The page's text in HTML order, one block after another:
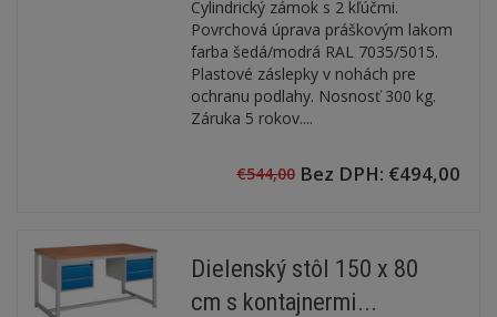
Cylindrický zámok s 2 kľúčmi.
Povrchová úprava práškovým lakom
farba šedá/modrá RAL 7035/5015.
Plastové záslepky v nohách pre
ochranu podlahy. Nosnosť 300 kg.
Záruka 5 rokov....
€544,00 Bez DPH: €494,00
Dielenský stôl 150 x 80
cm s kontajnermi...